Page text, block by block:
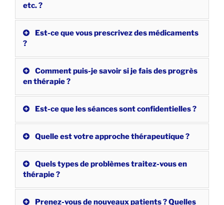
etc. ?
Est-ce que vous prescrivez des médicaments
?
Comment puis-je savoir si je fais des progrès
en thérapie ?
Est-ce que les séances sont confidentielles ?
Quelle est votre approche thérapeutique ?
Quels types de problèmes traitez-vous en
thérapie ?
Prenez-vous de nouveaux patients ? Quelles